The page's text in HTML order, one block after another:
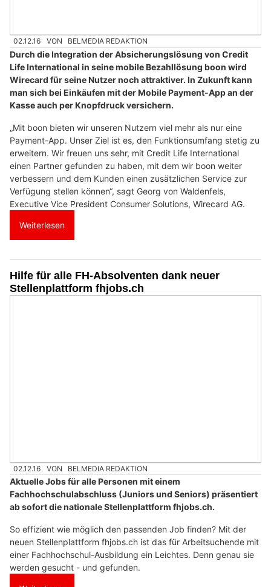
02.12.16 VON BELMEDIA REDAKTION
Durch die Integration der Absicherungslösung von Credit
Life International in seine mobile Bezahllösung boon wird
Wirecard für seine Nutzer noch attraktiver. In Zukunft kann
man sich bei Einkäufen mit der Mobile Payment-App an der
Kasse auch per Knopfdruck versichern.
„Mit boon bieten wir unseren Nutzern viel mehr als nur eine
Payment-App. Unser Ziel ist es, den Funktionsumfang stetig zu
erweitern. Wir freuen uns sehr, mit Credit Life International
einen Partner gefunden zu haben, mit dem wir boon weiter
verbessern und dem Kunden einen zusätzlichen Service zur
Verfügung stellen können“, sagt Georg von Waldenfels,
Executive Vice President Consumer Solutions, Wirecard AG.
Weiterlesen
Hilfe für alle FH-Absolventen dank neuer
Stellenplattform fhjobs.ch
02.12.16 VON BELMEDIA REDAKTION
Aktuelle Jobs für alle Personen mit einem
Fachhochschulabschluss (Juniors und Seniors) präsentiert
ab sofort die nationale Stellenplattform fhjobs.ch.
So effizient wie möglich den passenden Job finden? Mit der
neuen Stellenplattform fhjobs.ch ist das für Arbeitsuchende mit
einer Fachhochschul-Ausbildung ein Leichtes. Denn genau sie
werden gesucht - und gefunden.